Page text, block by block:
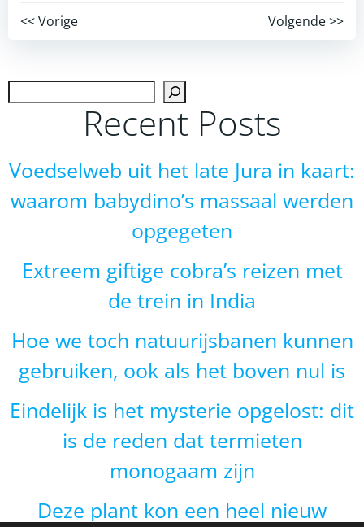
Post
navigation
<< Vorige
Post
navigation
Volgende >>
Recent Posts
Voedselweb uit het late Jura in kaart:
waarom babydino’s massaal werden
opgegeten
Extreem giftige cobra’s reizen met
de trein in India
Hoe we toch natuurijsbanen kunnen
gebruiken, ook als het boven nul is
Eindelijk is het mysterie opgelost: dit
is de reden dat termieten
monogaam zijn
Deze plant kon een heel nieuw